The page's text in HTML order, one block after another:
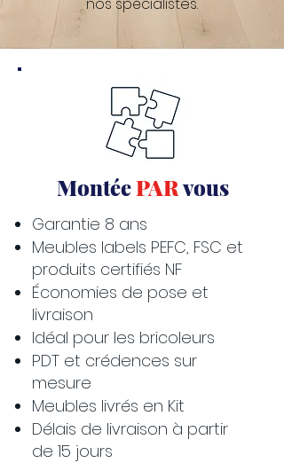
MontéePARvous
Garantie 8 ans
Meubles labels PEFC, FSC et
produits certifiés NF
Économies de pose et
livraison
Idéal pour les bricoleurs
PDT et crédences sur
mesure
Meubles livrés en Kit
Délais de livraison à partir
de 15 jours